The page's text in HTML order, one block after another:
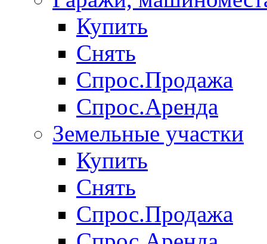
Купить
Снять
Спрос.Продажа
Спрос.Аренда
Земельные участки
Купить
Снять
Спрос.Продажа